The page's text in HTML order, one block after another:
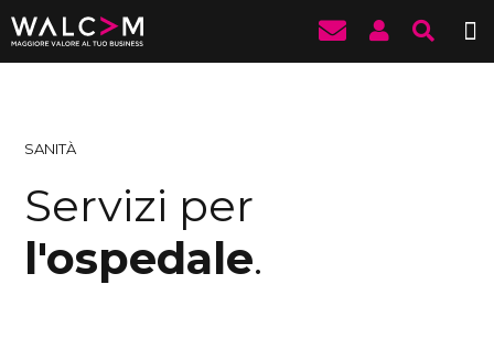
SANITÀ
Servizi per
l'ospedale.